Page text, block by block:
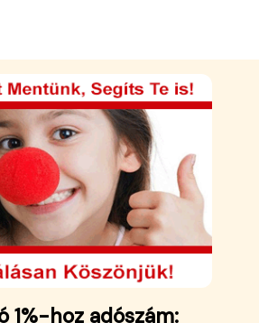
1%-hoz adószám: